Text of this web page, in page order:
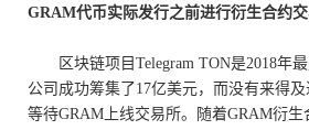
GRAM代币实际发行之前进行衍生合约交
区块链项目 Telegram TON是2018年
公司成功筹集了17亿美元，而没有来得
等待GRAM 上线交易所。随着GRAM衍生